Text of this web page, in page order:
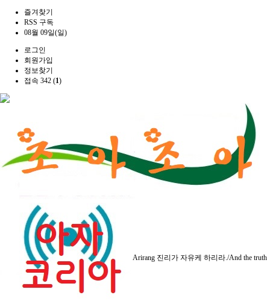
즐겨찾기
RSS 구독
08월 09일(일)
로그인
회원가입
정보찾기
접속 342 (1)
Arirang 진리가 자유케 하리라./And the truth